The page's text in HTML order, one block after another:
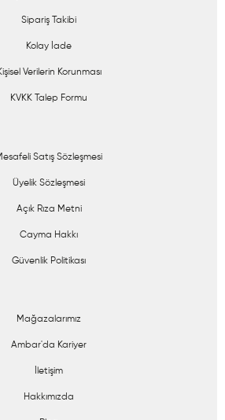
Sipariş Takibi
Kolay İade
Verilerin Korunması
KVKK Talep Formu
Satış Sözleşmesi
Üyelik Sözleşmesi
Açık Rıza Metni
Cayma Hakkı
Güvenlik Politikası
Mağazalarımız
Ambar'da Kariyer
İletişim
Hakkımızda